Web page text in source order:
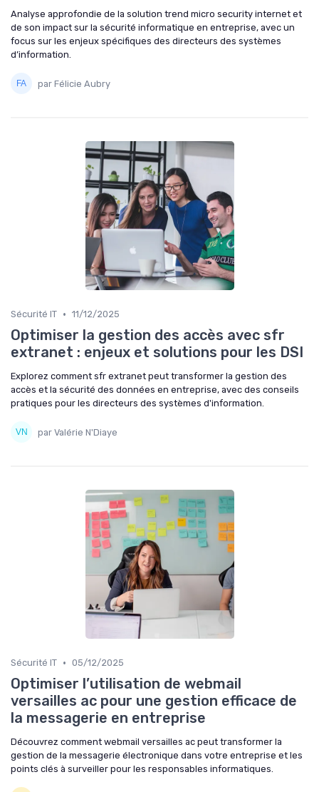
Analyse approfondie de la solution trend micro security internet et
de son impact sur la sécurité informatique en entreprise, avec un
focus sur les enjeux spécifiques des directeurs des systèmes
d’information.
par Félicie Aubry
Sécurité IT • 11/12/2025
Optimiser la gestion des accès avec sfr
extranet : enjeux et solutions pour les DSI
Explorez comment sfr extranet peut transformer la gestion des
accès et la sécurité des données en entreprise, avec des conseils
pratiques pour les directeurs des systèmes d'information.
par Valérie N'Diaye
Sécurité IT • 05/12/2025
Optimiser l’utilisation de webmail
versailles ac pour une gestion efficace de
la messagerie en entreprise
Découvrez comment webmail versailles ac peut transformer la
gestion de la messagerie électronique dans votre entreprise et les
points clés à surveiller pour les responsables informatiques.